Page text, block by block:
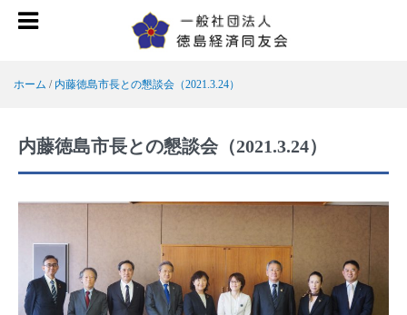
ホーム / 内藤徳島市長との懇談会（2021.3.24）
内藤徳島市長との懇談会（2021.3.24）